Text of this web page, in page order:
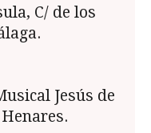
C/ de los
Jesús de